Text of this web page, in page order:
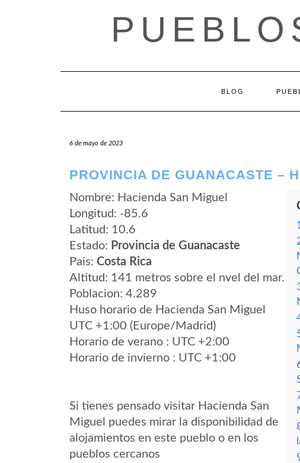
BLOG
6 de mayo de 2023
PROVINCIA DE GUANACASTE –
Nombre: Hacienda San Miguel
Longitud: -85.6
Latitud: 10.6
Estado: Provincia de Guanacaste
Pais: Costa Rica
Altitud: 141 metros sobre el nvel del mar.
Poblacion: 4.289
Huso horario de Hacienda San Miguel
UTC +1:00 (Europe/Madrid)
Horario de verano : UTC +2:00
Horario de invierno : UTC +1:00
Si tienes pensado visitar Hacienda San
Miguel puedes mirar la disponibilidad de
alojamientos en este pueblo o en los
pueblos cercanos